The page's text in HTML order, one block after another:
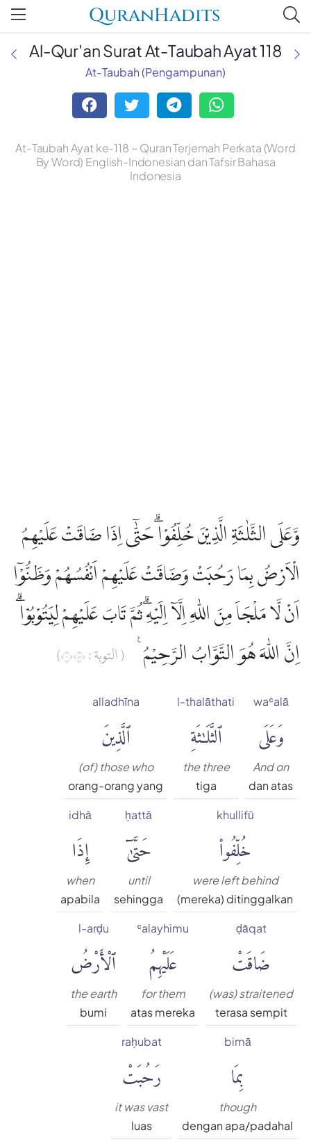
QuranHadits
Al-Qur'an Surat At-Taubah Ayat 118
At-Taubah (Pengampunan)
At-Taubah Ayat ke-118 ~ Quran Terjemah Perkata (Word
By Word) English-Indonesian dan Tafsir Bahasa
Indonesia
وَّعَلَى الثَّلٰثَةِ الَّذِيْنَ خُلِّفُوْاۗ حَتّٰٓى اِذَا ضَاقَتْ عَلَيْهِمُ
الْاَرْضُ بِمَا رَحُبَتْ وَضَاقَتْ عَلَيْهِمْ اَنْفُسُهُمْ وَظَنُّوْٓا
اَنْ لَّا مَلْجَاَ مِنَ اللّٰهِ اِلَّآ اِلَيْهِۗ ثُمَّ تَابَ عَلَيْهِمْ لِيَتُوْبُوْاۗ
اِنَّ اللّٰهَ هُوَ التَّوَّابُ الرَّحِيْمُ ࣖ
( التوبة : ١١٨)
waʿalā
وَعَلَى
And on
dan atas
l-thalāthati
ٱلثَّلَٰثَةِ
the three
tiga
alladhīna
ٱلَّذِينَ
(of) those who
orang-orang yang
khullifū
خُلِّفُوا۟
were left behind
(mereka) ditinggalkan
ḥattā
حَتَّىٰٓ
until
sehingga
idhā
إِذَا
when
apabila
ḍāqat
ضَاقَتْ
(was) straitened
terasa sempit
ʿalayhimu
عَلَيْهِمُ
for them
atas mereka
l-arḍu
ٱلْأَرْضُ
the earth
bumi
bimā
بِمَا
though
dengan apa/padahal
raḥubat
رَحُبَتْ
it was vast
luas